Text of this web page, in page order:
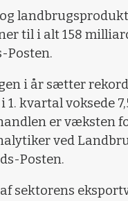
til i alt 158
Posten.
i år sætter
kvartal voksede
er væksten
ved
Posten.
sektorens